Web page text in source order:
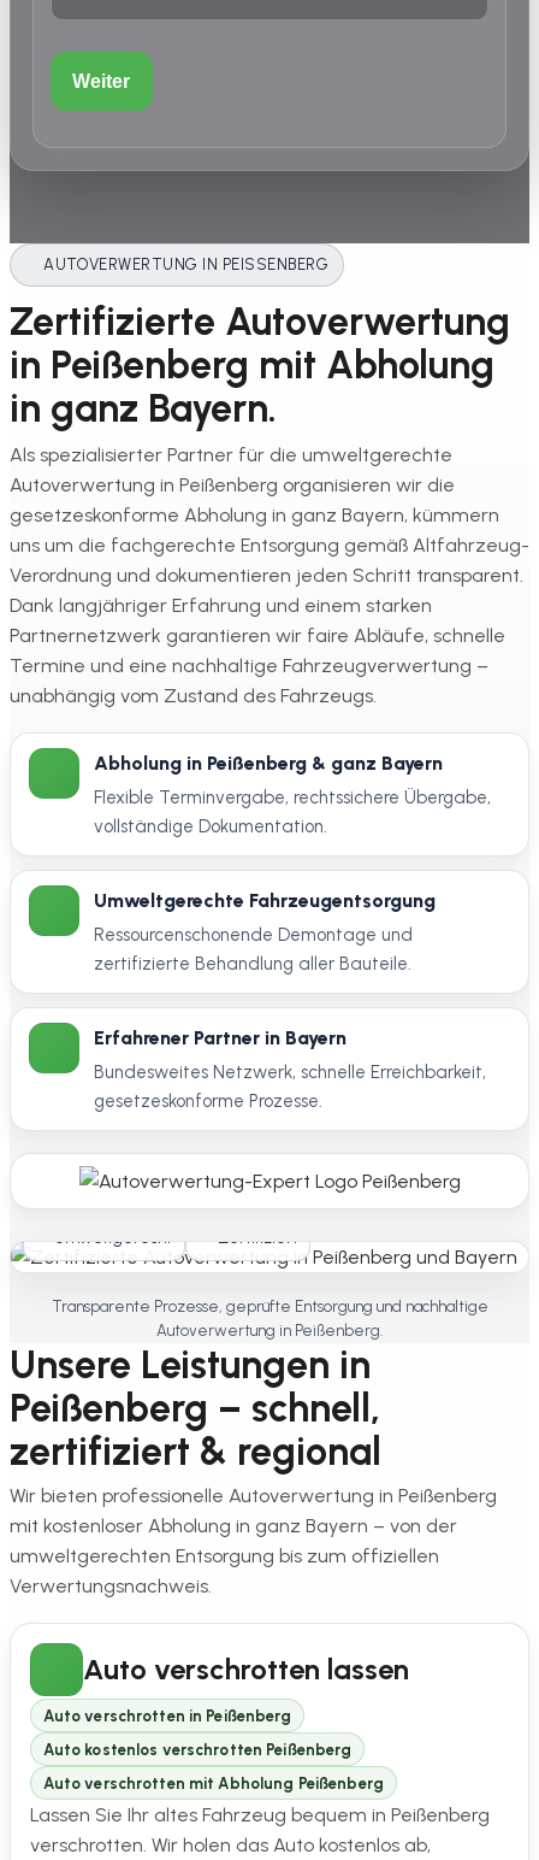
Weiter
AUTOVERWERTUNG IN PEISSENBERG
Zertifizierte Autoverwertung
in Peißenberg mit Abholung
in ganz Bayern.
Als spezialisierter Partner für die umweltgerechte
Autoverwertung in Peißenberg organisieren wir die
gesetzeskonforme Abholung in ganz Bayern, kümmern
uns um die fachgerechte Entsorgung gemäß Altfahrzeug-
Verordnung und dokumentieren jeden Schritt transparent.
Dank langjähriger Erfahrung und einem starken
Partnernetzwerk garantieren wir faire Abläufe, schnelle
Termine und eine nachhaltige Fahrzeugverwertung –
unabhängig vom Zustand des Fahrzeugs.
Abholung in Peißenberg & ganz Bayern
Flexible Terminvergabe, rechtssichere Übergabe,
vollständige Dokumentation.
Umweltgerechte Fahrzeugentsorgung
Ressourcenschonende Demontage und
zertifizierte Behandlung aller Bauteile.
Erfahrener Partner in Bayern
Bundesweites Netzwerk, schnelle Erreichbarkeit,
gesetzeskonforme Prozesse.
Umweltgerecht Zertifiziert
Transparente Prozesse, geprüfte Entsorgung und nachhaltige
Autoverwertung in Peißenberg.
Unsere Leistungen in
Peißenberg – schnell,
zertifiziert & regional
Wir bieten professionelle Autoverwertung in Peißenberg
mit kostenloser Abholung in ganz Bayern – von der
umweltgerechten Entsorgung bis zum offiziellen
Verwertungsnachweis.
Auto verschrotten lassen
Auto verschrotten in Peißenberg
Auto kostenlos verschrotten Peißenberg
Auto verschrotten mit Abholung Peißenberg
Lassen Sie Ihr altes Fahrzeug bequem in Peißenberg
verschrotten. Wir holen das Auto kostenlos ab,